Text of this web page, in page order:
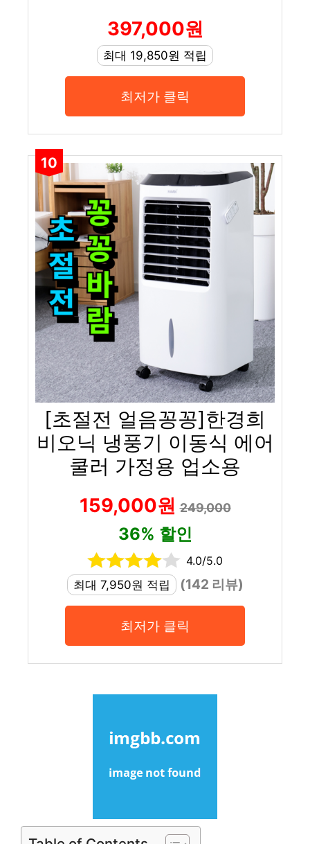
397,000원
최대 19,850원 적립
최저가 클릭
10
[초절전 얼음꽁꽁]한경희
비오닉 냉풍기 이동식 에어
쿨러 가정용 업소용
159,000원249,000
36% 할인
4.0/5.0
최대 7,950원 적립
(142 리뷰)
최저가 클릭